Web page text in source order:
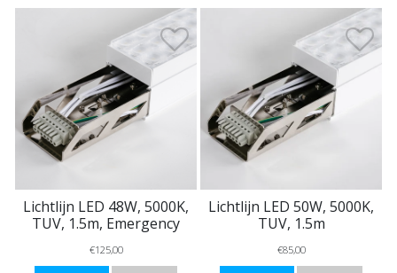
Lichtlijn LED 48W, 5000K,
TUV, 1.5m, Emergency
€125,00
Lichtlijn LED 50W, 5000K,
TUV, 1.5m
€85,00